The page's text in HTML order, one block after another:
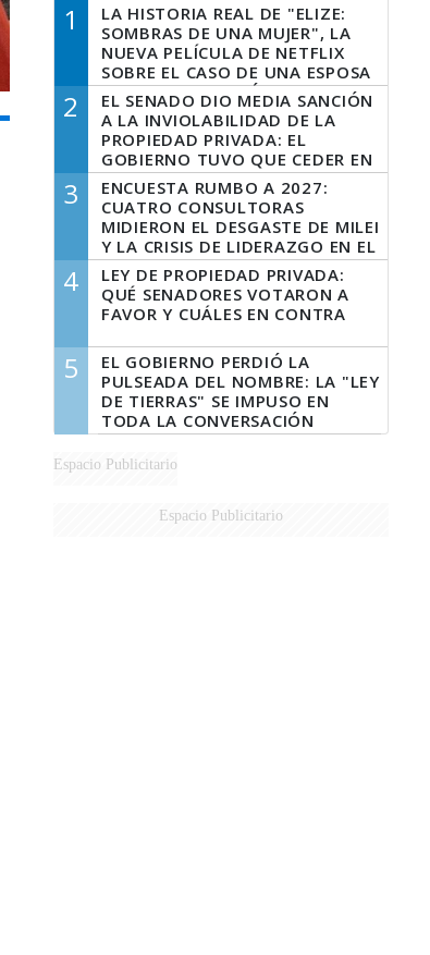
1
LA HISTORIA REAL DE "ELIZE:
SOMBRAS DE UNA MUJER", LA
NUEVA PELÍCULA DE NETFLIX
SOBRE EL CASO DE UNA ESPOSA
QUE DESCUARTIZÓ A SU
MARIDO
2
EL SENADO DIO MEDIA SANCIÓN
A LA INVIOLABILIDAD DE LA
PROPIEDAD PRIVADA: EL
GOBIERNO TUVO QUE CEDER EN
LA LEY DEL MANEJO DEL FUEGO
3
ENCUESTA RUMBO A 2027:
CUATRO CONSULTORAS
MIDIERON EL DESGASTE DE MILEI
Y LA CRISIS DE LIDERAZGO EN EL
PERONISMO
4
LEY DE PROPIEDAD PRIVADA:
QUÉ SENADORES VOTARON A
FAVOR Y CUÁLES EN CONTRA
5
EL GOBIERNO PERDIÓ LA
PULSEADA DEL NOMBRE: LA "LEY
DE TIERRAS" SE IMPUSO EN
TODA LA CONVERSACIÓN
DIGITAL
Espacio Publicitario
Espacio Publicitario